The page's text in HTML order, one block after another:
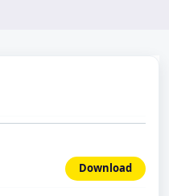
Download